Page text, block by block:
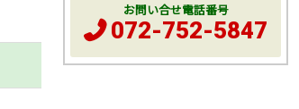
お問い合せ電話番号
072-752-5847